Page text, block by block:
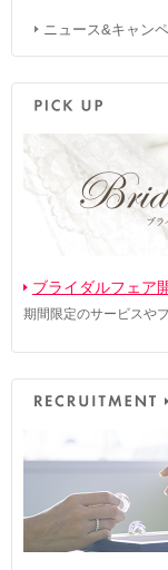
ニュース&キャン
ブライダルフェア
期間限定のサービスや